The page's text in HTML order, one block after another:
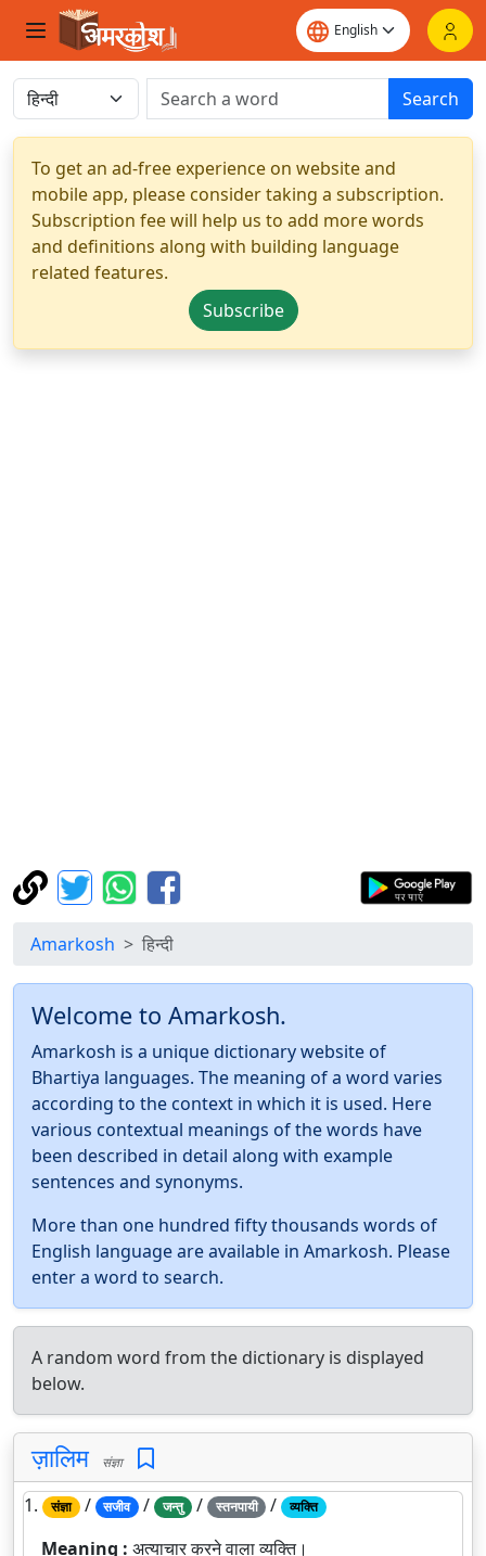
Search
To get an ad-free experience on website and
mobile app, please consider taking a subscription.
Subscription fee will help us to add more words
and definitions along with building language
related features.
Subscribe
Amarkosh हिन्दी
Welcome to Amarkosh.
Amarkosh is a unique dictionary website of
Bhartiya languages. The meaning of a word varies
according to the context in which it is used. Here
various contextual meanings of the words have
been described in detail along with example
sentences and synonyms.
More than one hundred fifty thousands words of
English language are available in Amarkosh. Please
enter a word to search.
A random word from the dictionary is displayed
below.
ज़ालिम संज्ञा
1. संज्ञा / सजीव / जन्तु / स्तनपायी / व्यक्ति
Meaning : अत्याचार करने वाला व्यक्ति।